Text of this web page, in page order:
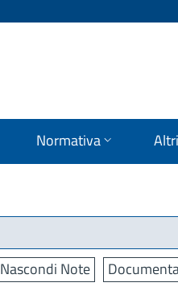
Normativa
Nascondi Note